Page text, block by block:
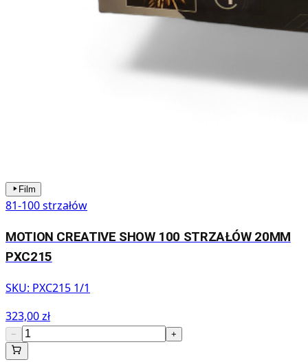
Film
81-100 strzałów
MOTION CREATIVE SHOW 100 STRZAŁÓW 20MM
PXC215
SKU: PXC215 1/1
323,00 zł
− +